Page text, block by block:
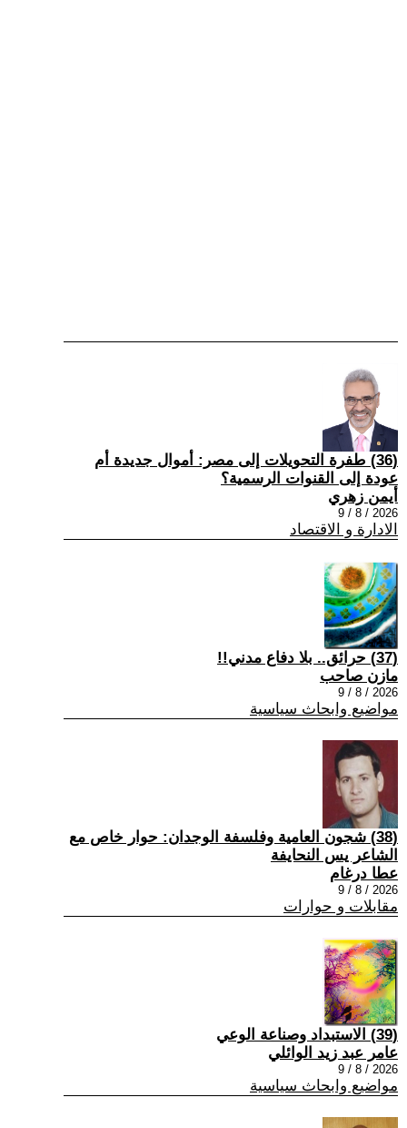
(36) طفرة التحويلات إلى مصر: أموال جديدة أم
عودة إلى القنوات الرسمية؟
أيمن زهري
2026 / 8 / 9
الادارة و الاقتصاد
(37) حرائق.. بلا دفاع مدني!!
مازن صاحب
2026 / 8 / 9
مواضيع وابحاث سياسية
(38) شجون العامية وفلسفة الوجدان: حوار خاص مع
الشاعر يس النحايفة
عطا درغام
2026 / 8 / 9
مقابلات و حوارات
(39) الاستبداد وصناعة الوعي
عامر عبد زيد الوائلي
2026 / 8 / 9
مواضيع وابحاث سياسية